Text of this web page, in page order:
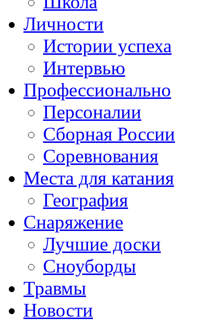
Личности
Истории успеха
Интервью
Профессионально
Персоналии
Сборная России
Соревнования
Места для катания
География
Снаряжение
Лучшие доски
Сноуборды
Травмы
Новости